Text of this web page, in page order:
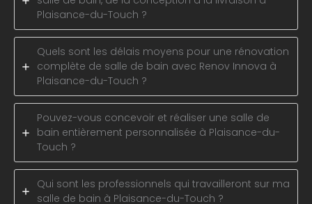
Plaisance-du-Touch ?
Quels sont les délais moyens pour une rénovation
complète de salle de bain avec Renov Innova à
Plaisance-du-Touch ?
Pouvez-vous concevoir et réaliser une salle de
bain entièrement personnalisée à Plaisance-du-
Touch ?
Qui sont les professionnels qui travailleront sur ma
salle de bain à Plaisance-du-Touch ?